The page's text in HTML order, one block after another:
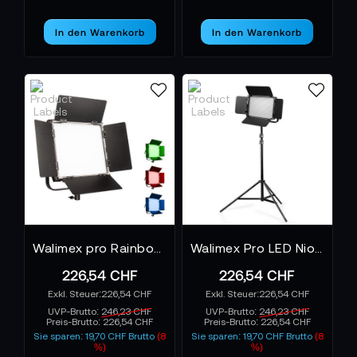
In den Warenkorb In den Warenkorb
226,54 CHF
226,54 CHF
UVP-Brutto: 246,23 CHF
Preis-Brutto:226,54 CHF
Sie sparen: 19,70 CHF Brutto(8
%)
226,54 CHF
226,54 CHF
UVP-Brutto: 246,23 CHF
Preis-Brutto:226,54 CHF
Sie sparen: 19,70 CHF Brutto (8
%)